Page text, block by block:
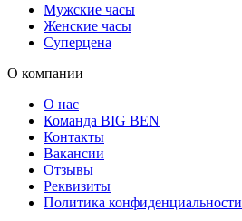
Мужские часы
Женские часы
Суперцена
О компании
О нас
Команда BIG BEN
Контакты
Вакансии
Отзывы
Реквизиты
Политика конфиденциальности